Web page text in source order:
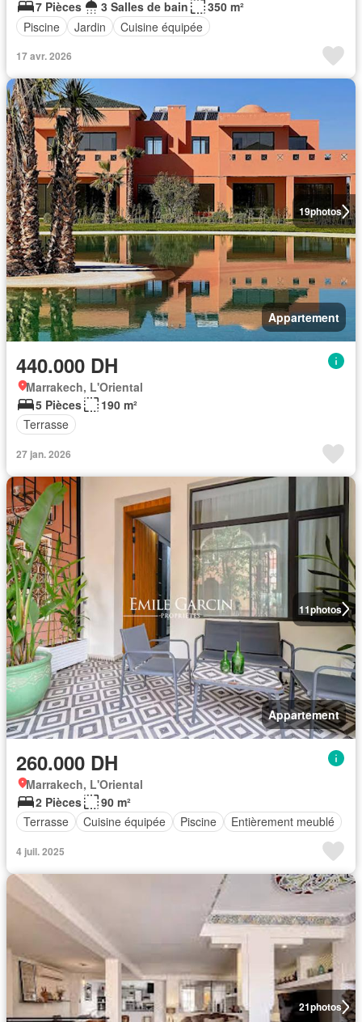
7 Pièces
3 Salles de bain
350 m²
Piscine
Jardin Cuisine équipée
17 avr. 2026
19photos
Appartement
440.000 DH
Marrakech, L'Oriental
5 Pièces
190 m²
Terrasse
27 jan. 2026
11photos
Appartement
260.000 DH
Marrakech, L'Oriental
2 Pièces
90 m²
Terrasse
Cuisine équipée Piscine Entièrement meublé
4 juil. 2025
21photos